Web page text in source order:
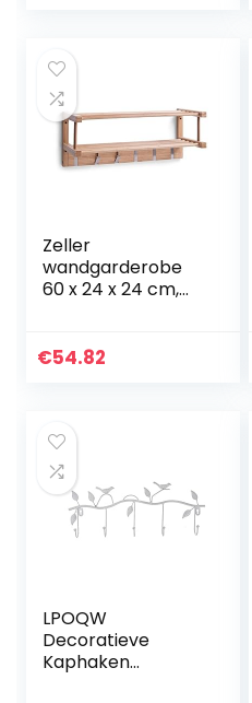
Zeller
wandgarderobe
60 x 24 x 24 cm,
€54.82
LPOQW
Decoratieve
Kaphaken